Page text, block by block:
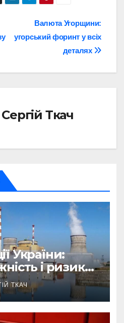
Валюта Угорщини:
угорський форинт у всіх
деталях
Сергій Ткач
України:
і ризики
ТКАЧ